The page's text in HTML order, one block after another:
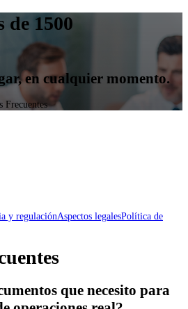
de 1500
en cualquier momento.
Frecuentes
y regulaciónAspectos legalesPolítica de
que necesito para